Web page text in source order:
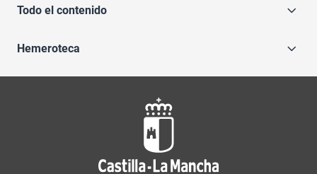
Todo el contenido
Hemeroteca